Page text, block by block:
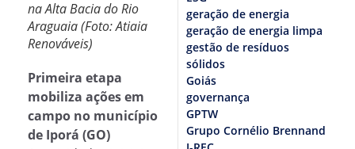
na Alta Bacia do Rio
Araguaia (Foto: Atiaia
Renováveis)
Primeira etapa
mobiliza ações em
campo no município
de Iporá (GO)
geração de energia
geração de energia limpa
gestão de resíduos
sólidos
Goiás
governança
GPTW
Grupo Cornélio Brennand